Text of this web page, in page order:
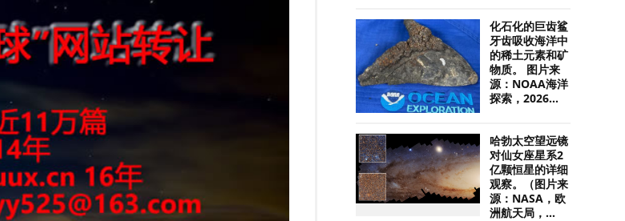
化石化的巨齿鲨
牙齿吸收海洋中
的稀土元素和矿
物质。 图片来
源：NOAA海洋
探索，2026...
哈勃太空望远镜
对仙女座星系2
亿颗恒星的详细
观察。（图片来
源：NASA，欧
洲航天局，...